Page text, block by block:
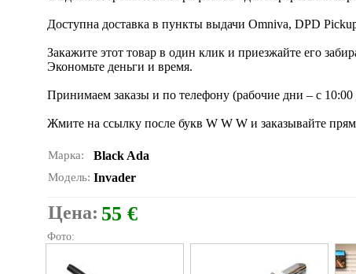
Доступна доставка в пункты выдачи Omniva, DPD
Закажите этот товар в один клик и приезжайте его
Экономьте деньги и время.
Принимаем заказы и по телефону (рабочие дни – с
Жмите на ссылку после букв W W W и заказывайте
Марка: Black Ada
Модель: Invader
Цена: 55 €
Фото: